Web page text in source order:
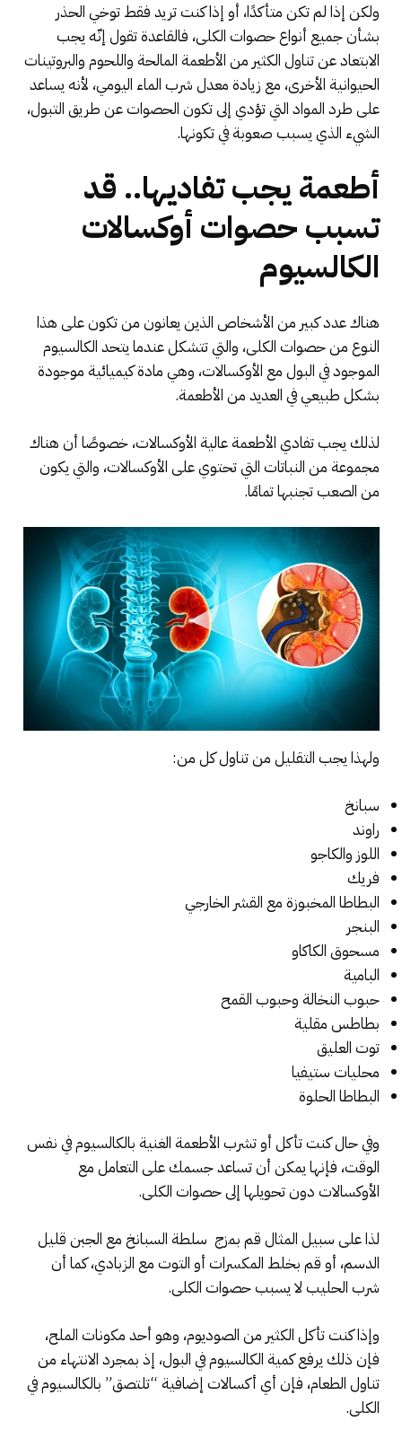
ولكن إذا لم تكن متأكدًا، أو إذا كنت تريد فقط توخي الحذر
بشأن جميع أنواع حصوات الكلى، فالقاعدة تقول إنّه يجب
الابتعاد عن تناول الكثير من الأطعمة المالحة واللحوم والبروتينات
الحيوانية الأخرى، مع زيادة معدل شرب الماء اليومي، لأنه يساعد
على طرد المواد التي تؤدي إلى تكون الحصوات عن طريق التبول،
الشيء الذي يسبب صعوبة في تكونها.
أطعمة يجب تفاديها.. قد
تسبب حصوات أوكسالات
الكالسيوم
هناك عدد كبير من الأشخاص الذين يعانون من تكون على هذا
النوع من حصوات الكلى، والتي تتشكل عندما يتحد الكالسيوم
الموجود في البول مع الأوكسالات، وهي مادة كيميائية موجودة
بشكل طبيعي في العديد من الأطعمة.
لذلك يجب تفادي الأطعمة عالية الأوكسالات، خصوصًا أن هناك
مجموعة من النباتات التي تحتوي على الأوكسالات، والتي يكون
من الصعب تجنبها تمامًا.
ولهذا يجب التقليل من تناول كل من:
سبانخ
راوند
اللوز والكاجو
فريك
البطاطا المخبوزة مع القشر الخارجي
البنجر
مسحوق الكاكاو
البامية
حبوب النخالة وحبوب القمح
بطاطس مقلية
توت العليق
محليات ستيفيا
البطاطا الحلوة
وفي حال كنت تأكل أو تشرب الأطعمة الغنية بالكالسيوم في نفس
الوقت، فإنها يمكن أن تساعد جسمك على التعامل مع
الأوكسالات دون تحويلها إلى حصوات الكلى.
لذا على سبيل المثال قم بمزج سلطة السبانخ مع الجبن قليل
الدسم، أو قم بخلط المكسرات أو التوت مع الزبادي، كما أن
شرب الحليب لا يسبب حصوات الكلى.
وإذا كنت تأكل الكثير من الصوديوم، وهو أحد مكونات الملح،
فإن ذلك يرفع كمية الكالسيوم في البول، إذ بمجرد الانتهاء من
تناول الطعام، فإن أي أكسالات إضافية “تلتصق” بالكالسيوم في
الكلى.